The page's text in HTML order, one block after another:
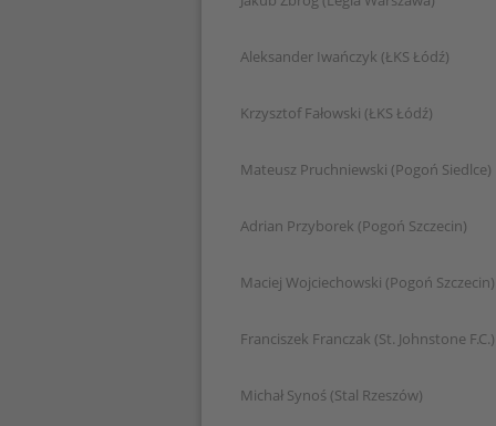
Aleksander Iwańczyk (ŁKS Łódź)
Krzysztof Fałowski (ŁKS Łódź)
Mateusz Pruchniewski (Pogoń Siedlce)
Adrian Przyborek (Pogoń Szczecin)
Maciej Wojciechowski (Pogoń Szczecin)
Franciszek Franczak (St. Johnstone F.C.)
Michał Synoś (Stal Rzeszów)